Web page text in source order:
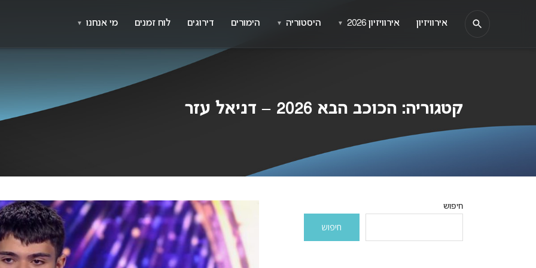
קטגוריה: הכוכב הבא 2026 – דניאל עזר
חיפוש
חיפוש
אירוויזיון אירוויזיון 2026 ▼ היסטוריה ▼ הימורים דירוגים לוח זמנים מי אנחנו ▼